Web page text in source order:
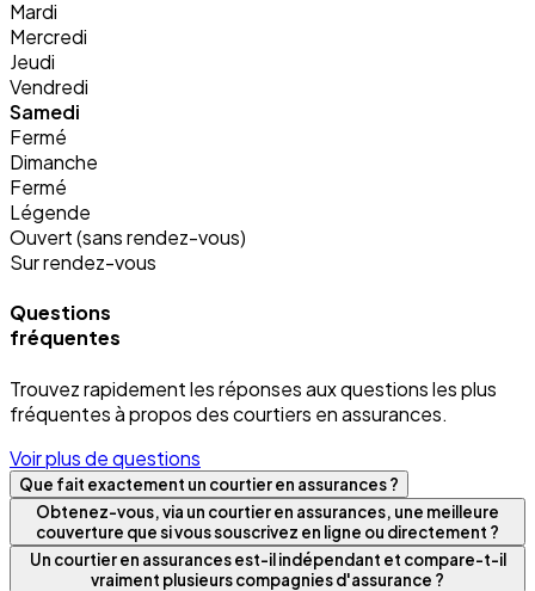
Mardi
Mercredi
Jeudi
Vendredi
Samedi
Fermé
Dimanche
Fermé
Légende
Ouvert (sans rendez-vous)
Sur rendez-vous
Questions
fréquentes
Trouvez rapidement les réponses aux questions les plus
fréquentes à propos des courtiers en assurances.
Voir plus de questions
Que fait exactement un courtier en assurances ?
Obtenez-vous, via un courtier en assurances, une meilleure
couverture que si vous souscrivez en ligne ou directement ?
Un courtier en assurances est-il indépendant et compare-t-il
vraiment plusieurs compagnies d'assurance ?